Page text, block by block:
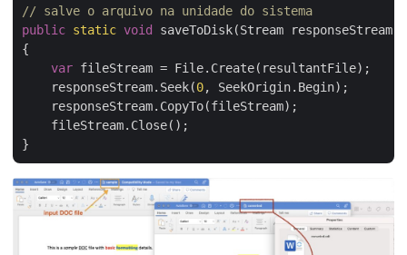
// salve o arquivo na unidade do sistema
public static void
saveToDisk(Stream responseStream,
{
var fileStream = File.Create(resultantFile);
    responseStream.Seek(
0, SeekOrigin.Begin);
    responseStream.CopyTo(fileStream);
    fileStream.Close();